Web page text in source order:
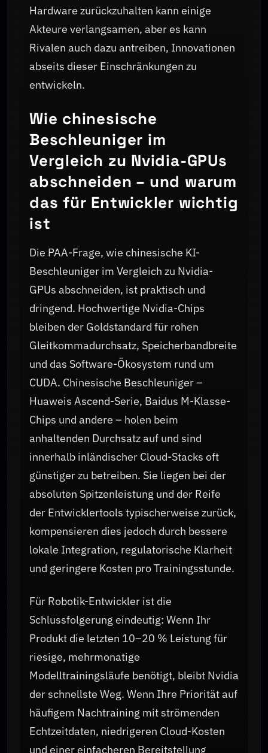
Hardware zurückzuhalten kann einige
Akteure verlangsamen, aber es kann
Rivalen auch dazu antreiben, Innovationen
abseits dieser Einschränkungen zu
entwickeln.
Wie chinesische
Beschleuniger im
Vergleich zu Nvidia-GPUs
abschneiden – und warum
das für Entwickler wichtig
ist
Die PAA-Frage, wie chinesische KI-
Beschleuniger im Vergleich zu Nvidia-
GPUs abschneiden, ist praktisch und
dringend. Hochwertige Nvidia-Chips
bleiben der Goldstandard für rohen
Gleitkommadurchsatz, Speicherbandbreite
und das Software-Ökosystem rund um
CUDA. Chinesische Beschleuniger –
Huaweis Ascend-Serie, Baidus M-Klasse-
Chips und andere – holen beim
anhaltenden Durchsatz auf und sind
innerhalb inländischer Cloud-Stacks oft
günstiger zu betreiben. Sie liegen bei der
absoluten Spitzenleistung und der Reife
der Entwicklertools typischerweise zurück,
kompensieren dies jedoch durch bessere
lokale Integration, regulatorische Klarheit
und geringere Kosten pro Trainingsstunde.
Für Robotik-Entwickler ist die
Schlussfolgerung eindeutig: Wenn Ihr
Produkt die letzten 10–20 % Leistung für
riesige, mehrmonatige
Modelltrainingsläufe benötigt, bleibt Nvidia
der schnellste Weg. Wenn Ihre Priorität auf
häufigem Nachtraining mit strömenden
Echtzeitdaten, niedrigeren Cloud-Kosten
und einer einfacheren Bereitstellung